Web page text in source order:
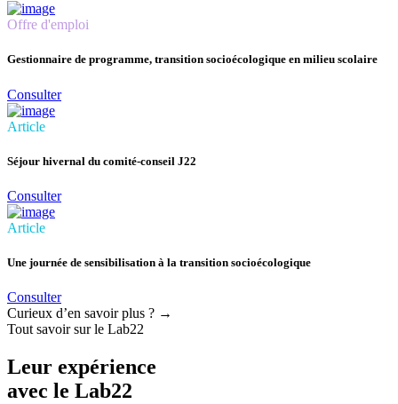
Offre d'emploi
Gestionnaire de programme, transition socioécologique en milieu scolaire
Consulter
Article
Séjour hivernal du comité-conseil J22
Consulter
Article
Une journée de sensibilisation à la transition socioécologique
Consulter
Curieux d’en savoir plus ? →
Tout savoir sur le Lab22
Leur expérience
avec le Lab22